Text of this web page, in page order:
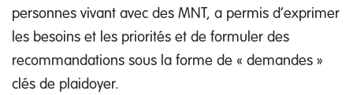
personnes vivant avec des MNT, a permis d’exprimer
les besoins et les priorités et de formuler des
recommandations sous la forme de « demandes »
clés de plaidoyer.